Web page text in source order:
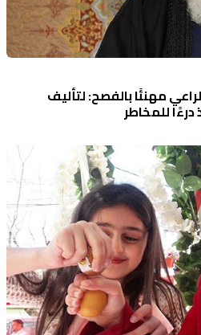
مهنئًا بالفصح: لتأليف
للمخاطر